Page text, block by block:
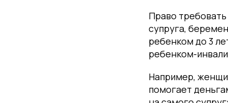
Право
супруга,
ребенком до 3
ребенком-
Например,
помогает